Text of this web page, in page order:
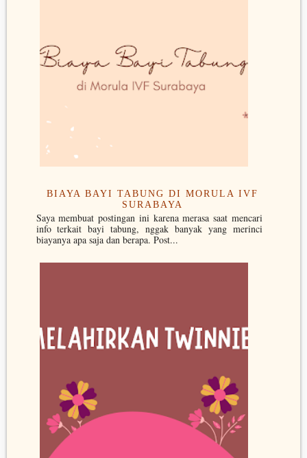
BIAYA BAYI TABUNG DI MORULA IVF
SURABAYA
Saya membuat postingan ini karena merasa saat mencari
info terkait bayi tabung, nggak banyak yang merinci
biayanya apa saja dan berapa. Post...